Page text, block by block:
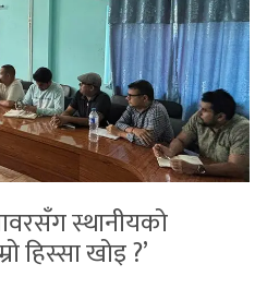
स्थानीयको
हिस्सा खोइ ?’